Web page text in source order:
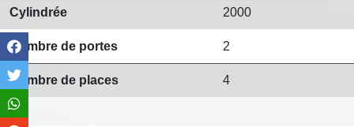
Cylindrée 2000
Nombre de portes 2
Nombre de places 4